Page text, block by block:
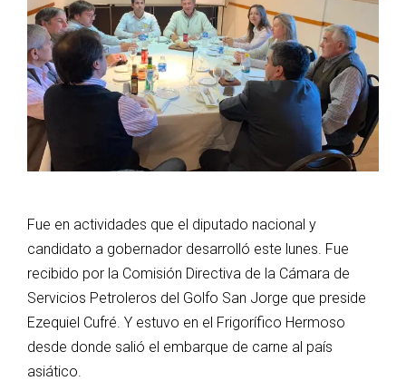
Fue en actividades que el diputado nacional y
candidato a gobernador desarrolló este lunes. Fue
recibido por la Comisión Directiva de la Cámara de
Servicios Petroleros del Golfo San Jorge que preside
Ezequiel Cufré. Y estuvo en el Frigorífico Hermoso
desde donde salió el embarque de carne al país
asiático.